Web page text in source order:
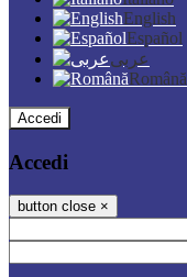
English
Español
عربى
Română
Accedi
Accedi
button close ×